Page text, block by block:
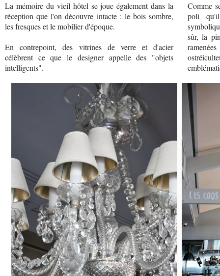
La mémoire du vieil hôtel se joue également dans la
réception que l'on découvre intacte : le bois sombre,
les fresques et le mobilier d'époque.
En contrepoint, des vitrines de verre et d'acier
célèbrent ce que le designer appelle des "objets
intelligents".
Comme
poli
sûr, la